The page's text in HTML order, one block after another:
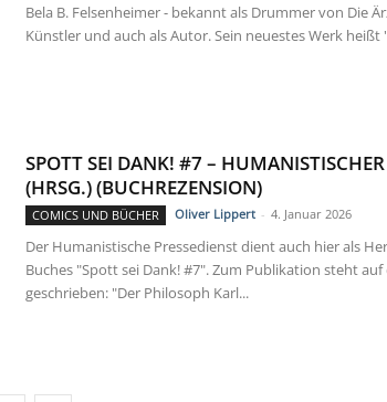
Bela B. Felsenheimer - bekannt als Drummer von Die
Künstler und auch als Autor. Sein neuestes Werk heißt
SPOTT SEI DANK! #7 – HUMANISTISCHER
(HRSG.) (BUCHREZENSION)
COMICS UND BÜCHER Oliver Lippert - 4. Januar 2026
Der Humanistische Pressedienst dient auch hier als
Buches "Spott sei Dank! #7". Zum Publikation steht
geschrieben: "Der Philosoph Karl...